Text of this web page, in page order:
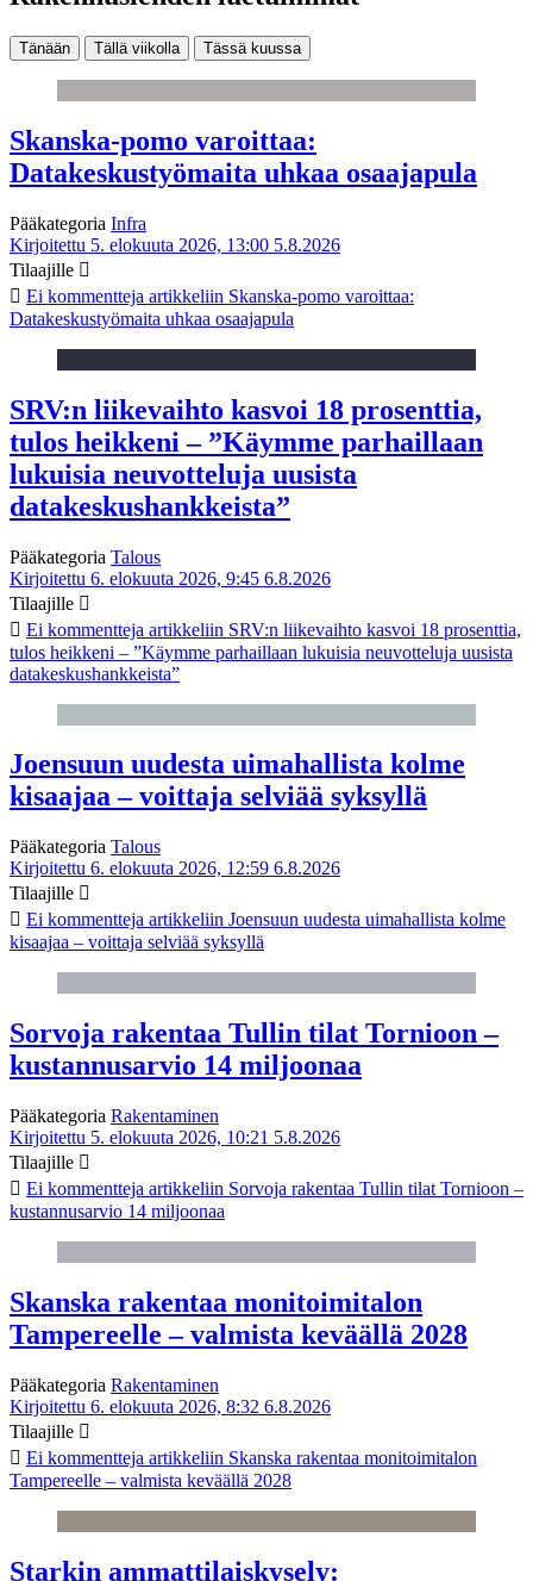
Tänään Tällä viikolla Tässä kuussa
Skanska-pomo varoittaa:
Datakeskustyömaita uhkaa osaajapula
Pääkategoria Infra
Kirjoitettu 5. elokuuta 2026, 13:00 5.8.2026
Tilaajille
Ei kommentteja artikkeliin Skanska-pomo varoittaa:
Datakeskustyömaita uhkaa osaajapula
SRV:n liikevaihto kasvoi 18 prosenttia,
tulos heikkeni – ”Käymme parhaillaan
lukuisia neuvotteluja uusista
datakeskushankkeista”
Pääkategoria Talous
Kirjoitettu 6. elokuuta 2026, 9:45 6.8.2026
Tilaajille
Ei kommentteja artikkeliin SRV:n liikevaihto kasvoi 18 prosenttia,
tulos heikkeni – ”Käymme parhaillaan lukuisia neuvotteluja uusista
datakeskushankkeista”
Joensuun uudesta uimahallista kolme
kisaajaa – voittaja selviää syksyllä
Pääkategoria Talous
Kirjoitettu 6. elokuuta 2026, 12:59 6.8.2026
Tilaajille
Ei kommentteja artikkeliin Joensuun uudesta uimahallista kolme
kisaajaa – voittaja selviää syksyllä
Sorvoja rakentaa Tullin tilat Tornioon –
kustannusarvio 14 miljoonaa
Pääkategoria Rakentaminen
Kirjoitettu 5. elokuuta 2026, 10:21 5.8.2026
Tilaajille
Ei kommentteja artikkeliin Sorvoja rakentaa Tullin tilat Tornioon –
kustannusarvio 14 miljoonaa
Skanska rakentaa monitoimitalon
Tampereelle – valmista keväällä 2028
Pääkategoria Rakentaminen
Kirjoitettu 6. elokuuta 2026, 8:32 6.8.2026
Tilaajille
Ei kommentteja artikkeliin Skanska rakentaa monitoimitalon
Tampereelle – valmista keväällä 2028
Starkin ammattilaiskysely: